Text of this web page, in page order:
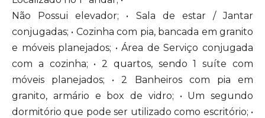
Não Possui elevador; • Sala de estar / Jantar
conjugadas; • Cozinha com pia, bancada em granito
e móveis planejados; • Área de Serviço conjugada
com a cozinha; • 2 quartos, sendo 1 suíte com
móveis planejados; • 2 Banheiros com pia em
granito, armário e box de vidro; • Um segundo
dormitório que pode ser utilizado como escritório; •